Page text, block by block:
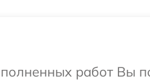
работ Вы